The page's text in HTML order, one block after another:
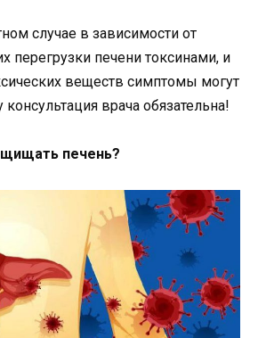
случае в зависимости от
перегрузки печени токсинами, и
веществ симптомы могут
врача обязательна!
печень?